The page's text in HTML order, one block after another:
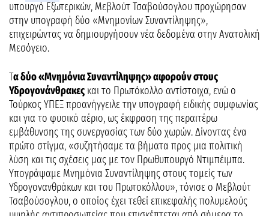
υπουργό Εξωτερικών, Μεβλούτ Τσαβούσογλου προχώρησαν
στην υπογραφή δύο «Μνημονίων Συναντίληψης»,
επιχειρώντας να δημιουργήσουν νέα δεδομένα στην Ανατολική
Μεσόγειο.
Τα δύο «Μνημόνια Συναντίληψης» αφορούν στους
Υδρογονάνθρακες και το Πρωτόκολλο αντίστοιχα, ενώ ο
Τούρκος ΥΠΕΞ προανήγγειλε την υπογραφή ειδικής συμφωνίας
και για το φυσικό αέριο, ως έκφραση της περαιτέρω
εμβάθυνσης της συνεργασίας των δύο χωρών. Δίνοντας ένα
πρώτο στίγμα, «συζητήσαμε τα βήματα προς μια πολιτική
λύση και τις σχέσεις μας με τον Πρωθυπουργό Ντιμπέιμπα.
Υπογράψαμε Μνημόνια Συναντίληψης στους τομείς των
Υδρογονανθράκων και του Πρωτοκόλλου», τόνισε ο Μεβλούτ
Τσαβούσογλου, ο οποίος έχει τεθεί επικεφαλής πολυμελούς